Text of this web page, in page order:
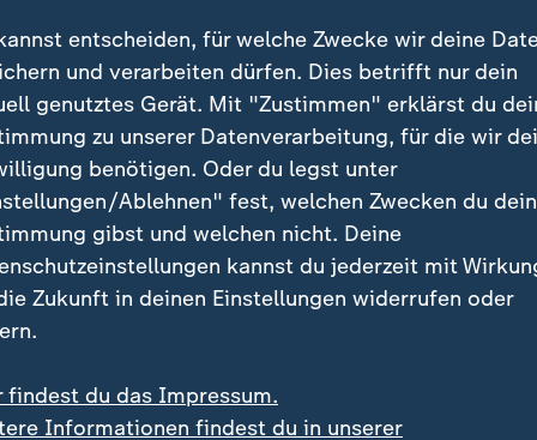
einen Haftbefehl und ordnete an, die Strafe
ging in Berufung, er bestreitet die Vorwürfe.
er nicht als verurteilter Straftäter, sondern lediglich
da seine Inhaftierung mit vorläufiger
musste er dennoch in Haft. Mit Haftantritt konnten
dass Sarkozy vorerst wieder aus dem
entscheiden, für welche Zwecke wir deine
und verarbeiten dürfen. Dies betrifft nur dein
genutztes Gerät. Mit "Zustimmen" erklärst du
zu unserer Datenverarbeitung, für die wir
benötigen. Oder du legst unter
Ablehnen" fest, welchen Zwecken du
gibst und welchen nicht. Deine
kannst du jederzeit mit
Zukunft in deinen Einstellungen widerrufen oder
findest du das Impressum.
Informationen findest du in unserer